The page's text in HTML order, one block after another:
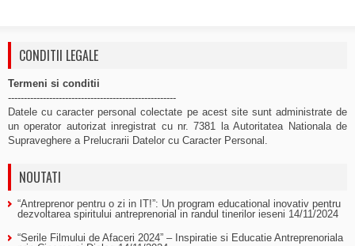
CONDITII LEGALE
Termeni si conditii
-----------------------------------------------------
Datele cu caracter personal colectate pe acest site sunt administrate de
un operator autorizat inregistrat cu nr. 7381 la Autoritatea Nationala de
Supraveghere a Prelucrarii Datelor cu Caracter Personal.
NOUTATI
“Antreprenor pentru o zi in IT!”: Un program educational inovativ pentru
dezvoltarea spiritului antreprenorial in randul tinerilor ieseni 14/11/2024
“Serile Filmului de Afaceri 2024” – Inspiratie si Educatie Antreprenoriala